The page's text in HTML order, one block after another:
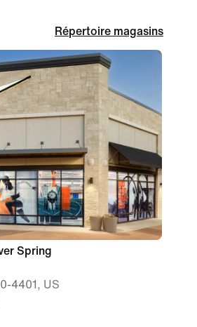
Répertoire magasins
Spring
4401, US